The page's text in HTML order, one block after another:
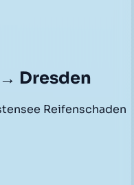
Dresden
Reifenschaden